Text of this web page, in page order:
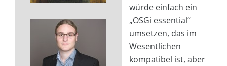
würde einfach ein
„OSGi essential“
umsetzen, das im
Wesentlichen
kompatibel ist, aber